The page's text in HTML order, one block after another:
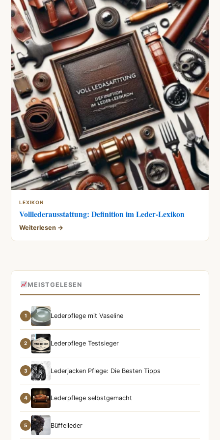
LEXIKON
Volllederausstattung: Definition im Leder-Lexikon
Weiterlesen →
MEISTGELESEN
1 Lederpflege mit Vaseline
2 Lederpflege Testsieger
3 Lederjacken Pflege: Die Besten Tipps
4 Lederpflege selbstgemacht
5 Büffelleder